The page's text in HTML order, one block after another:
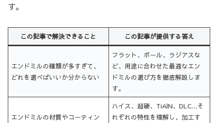
す。
この記事で解決できること この記事が提供する答え
エンドミルの種類が多すぎて、
どれを選べばいいか分からない
フラット、ボール、ラジアスな
ど、用途に合わせた最適なエン
ドミルの選び方を徹底解説しま
す。
エンドミルの材質やコーティン
ハイス、超硬、TiAlN、DLC…そ
れぞれの特性を理解し、加工す